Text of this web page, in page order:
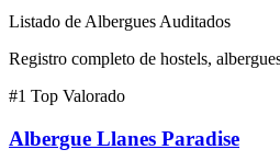
Listado de Albergues Auditados
Registro completo de hostels,
#1 Top Valorado
Albergue Llanes Paradise